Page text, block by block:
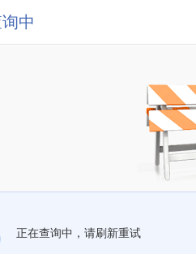
中
正在查询中，请刷新重试